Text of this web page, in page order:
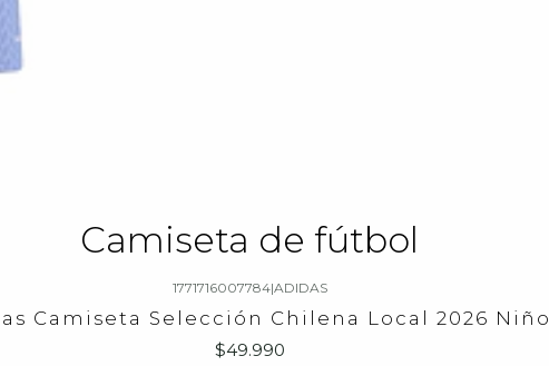
Camiseta de fútbol
1771716007784|ADIDAS
Camiseta Selección Chilena Local 2026 Niño
$49.990